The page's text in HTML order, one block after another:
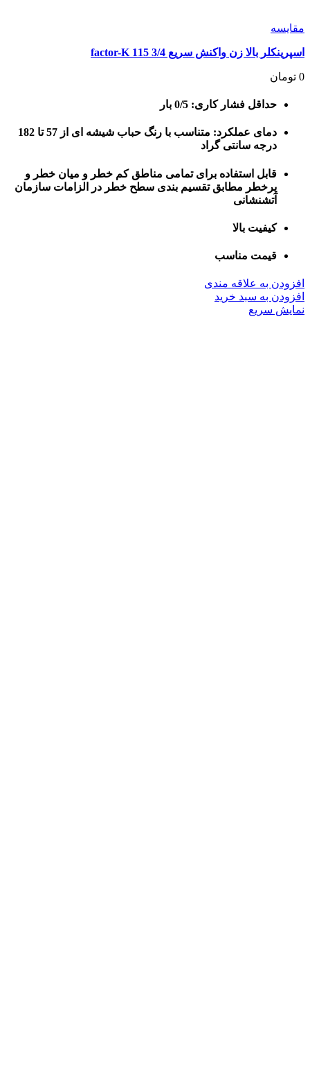
مقايسه
اسپرینکلر بالا زن واکنش سریع 3/4 115 factor-K
0 تومان
حداقل فشار کاری: 0/5 بار
دمای عملکرد: متناسب با رنگ حباب شیشه ای از 57 تا 182
درجه سانتی گراد
قابل استفاده برای تمامی مناطق کم خطر و میان خطر و
پرخطر مطابق تقسیم بندی سطح خطر در الزامات سازمان
آتشنشانی
کیفیت بالا
قیمت مناسب
افزودن به علاقه مندی
افزودن به سبد خرید
نمایش سریع